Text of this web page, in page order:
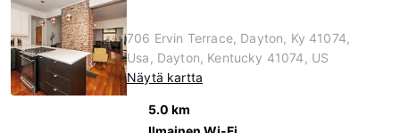
706 Ervin Terrace, Dayton, Ky 41074,
Usa, Dayton, Kentucky 41074, US
Näytä kartta
5.0 km